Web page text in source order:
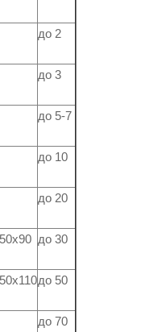
до 2
до 3
до 5-7
до 10
до 20
до 30
до 50
до 70